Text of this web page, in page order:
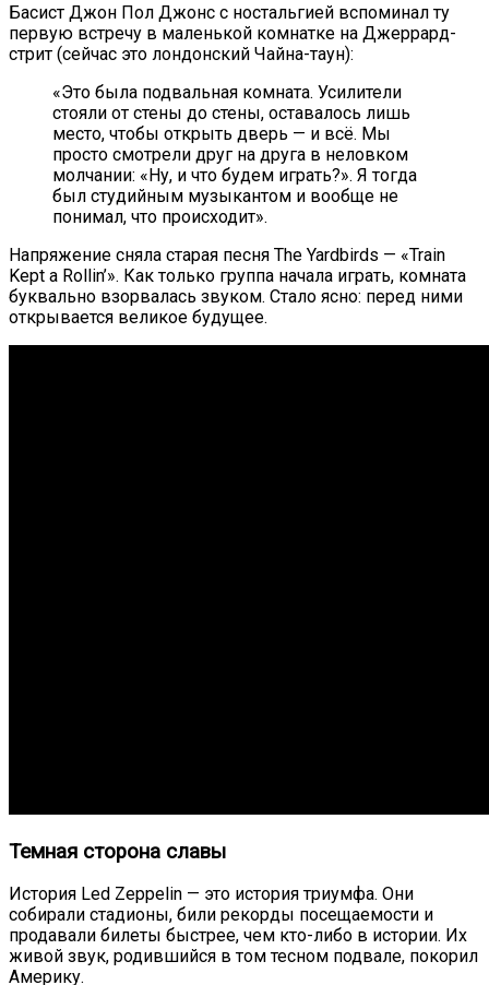
Басист Джон Пол Джонс с ностальгией вспоминал ту
первую встречу в маленькой комнатке на Джеррард-
стрит (сейчас это лондонский Чайна-таун):
«Это была подвальная комната. Усилители
стояли от стены до стены, оставалось лишь
место, чтобы открыть дверь — и всё. Мы
просто смотрели друг на друга в неловком
молчании: «Ну, и что будем играть?». Я тогда
был студийным музыкантом и вообще не
понимал, что происходит».
Напряжение сняла старая песня The Yardbirds — «Train
Kept a Rollin’». Как только группа начала играть, комната
буквально взорвалась звуком. Стало ясно: перед ними
открывается великое будущее.
Темная сторона славы
История Led Zeppelin — это история триумфа. Они
собирали стадионы, били рекорды посещаемости и
продавали билеты быстрее, чем кто-либо в истории. Их
живой звук, родившийся в том тесном подвале, покорил
Америку.